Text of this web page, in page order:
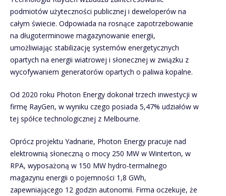
podmiotów użyteczności publicznej i deweloperów na
całym świecie. Odpowiada na rosnące zapotrzebowanie
na długoterminowe magazynowanie energii,
umożliwiając stabilizację systemów energetycznych
opartych na energii wiatrowej i słonecznej w związku z
wycofywaniem generatorów opartych o paliwa kopalne.
Od 2020 roku Photon Energy dokonał trzech inwestycji w
firmę RayGen, w wyniku czego posiada 5,47% udziałów w
tej spółce technologicznej z Melbourne.
Oprócz projektu Yadnarie, Photon Energy pracuje nad
elektrownią słoneczną o mocy 250 MW w Winterton, w
RPA, wyposażoną w 150 MW hydro-termalnego
magazynu energii o pojemności 1,8 GWh,
zapewniającego 12 godzin autonomii. Firma oczekuje, że